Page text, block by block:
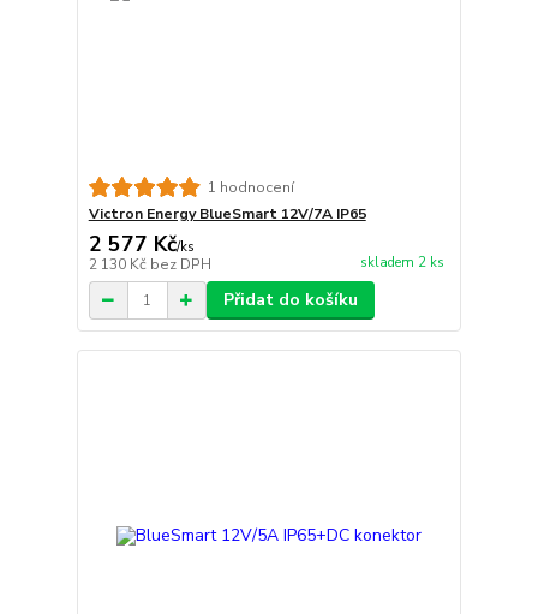
1 hodnocení
Victron Energy BlueSmart 12V/7A IP65
2 577 Kč/ks
2 130 Kč bez DPH skladem 2 ks
Přidat do košíku